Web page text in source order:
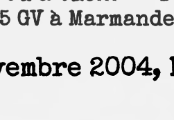
GV à
2004,